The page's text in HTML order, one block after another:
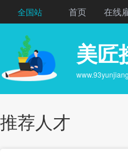
全国站 首页 在线
美匠
推荐人才